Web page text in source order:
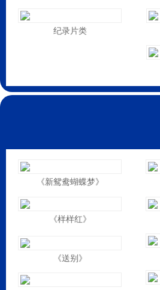
纪录片类
《新鸳鸯蝴蝶梦》
《样样红》
《送别》